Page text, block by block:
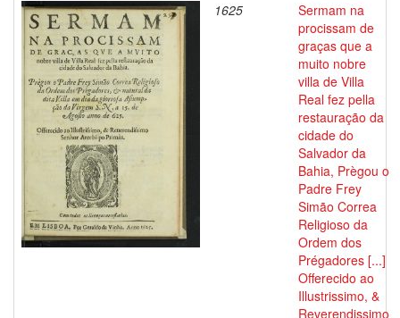
1625
Sermam na
procissam de
graças que a
muito nobre
villa de Villa
Real fez pella
restauração da
cidade do
Salvador da
Bahia, Prègou o
Padre Frey
Simão Correa
Religioso da
Ordem dos
Prégadores [...]
Offerecido ao
Illustrissimo, &
Reverendissimo